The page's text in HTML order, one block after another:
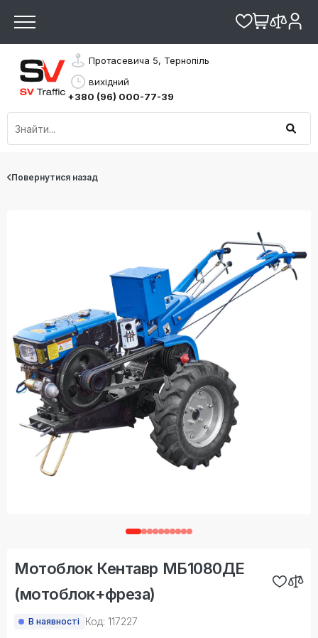
Протасевича 5, Тернопіль
вихідний
+380 (96) 000-77-39
Повернутися назад
Мотоблок Кентавр МБ1080ДЕ
(мотоблок+фреза)
В наявності Код: 117227